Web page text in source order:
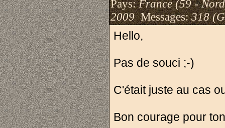
Pays:France (59 -
2009Messages:318
Hello,
Pas de souci ;-)
C'était juste au cas
Bon courage pour